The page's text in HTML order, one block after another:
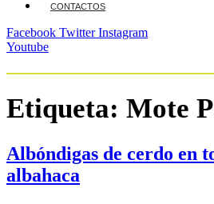
CONTACTOS
Facebook Twitter Instagram
Youtube
Etiqueta: Mote
Albóndigas de cerdo en
albahaca